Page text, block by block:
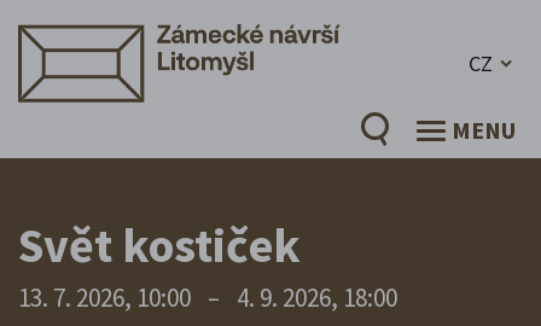
CZ
MENU
Svět kostiček
13. 7. 2026, 10:00 – 4. 9. 2026, 18:00